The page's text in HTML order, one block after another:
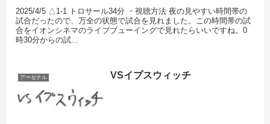
2025/4/5 △1-1 トロサール34分 ・視聴方法 夜の見やすい時間帯の
試合だったので、万全の状態で試合を見れました。この時間帯の試
合をイオンシネマのライブブューイングで見れたらいいですね。0
時30分からの試...
アーセナル VSイプスウィッチ